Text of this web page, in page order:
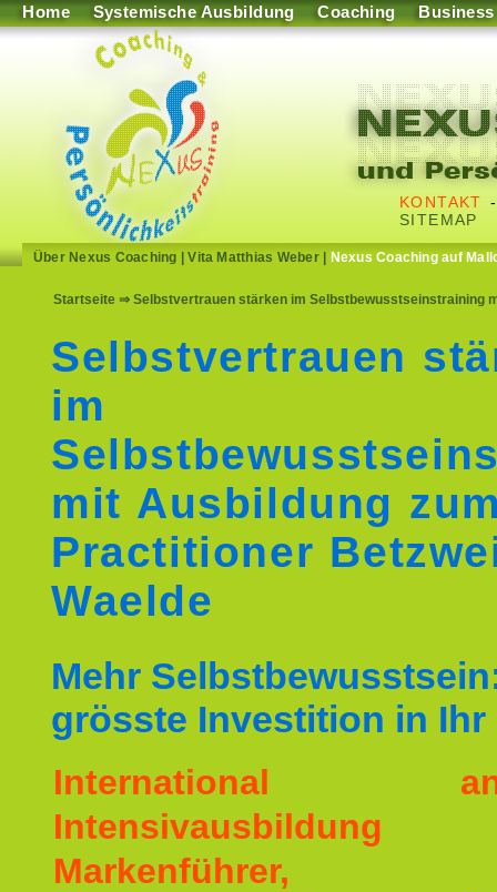
Home Systemische Ausbildung Coaching Business
KONTAKT
SITEMAP
Über Nexus Coaching |Vita Matthias Weber| Nexus Coaching auf
Startseite ⇒ Selbstvertrauen stärken im Selbstbewusstseinstraining
Selbstvertrauen
im
mit Ausbildung
Practitioner
Waelde
Mehr
grösste Investition in Ihr
International
Markenführer,